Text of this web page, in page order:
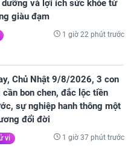
dưỡng và lợi ích sức khỏe từ
giàu đạm
1 giờ 22 phút trước
Chủ Nhật 9/8/2026, 3 con
cần bon chen, đắc lộc tiền
sự nghiệp hanh thông một
đổi đời
vi 1 giờ 37 phút trước